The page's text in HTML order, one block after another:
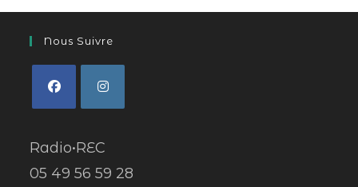
Nous Suivre
Radio•REC
05 49 56 59 28